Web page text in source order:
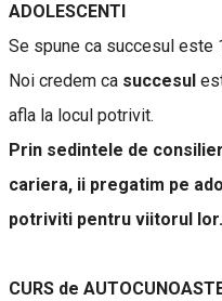
ADOLESCENTI
Se spune ca succesul este
Noi credem ca succesul
afla la locul potrivit.
Prin sedintele de
cariera, ii pregatim pe
potriviti pentru viitorul lor.
CURS de